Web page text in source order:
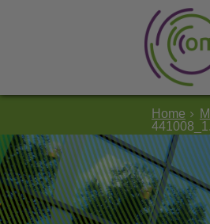
Home